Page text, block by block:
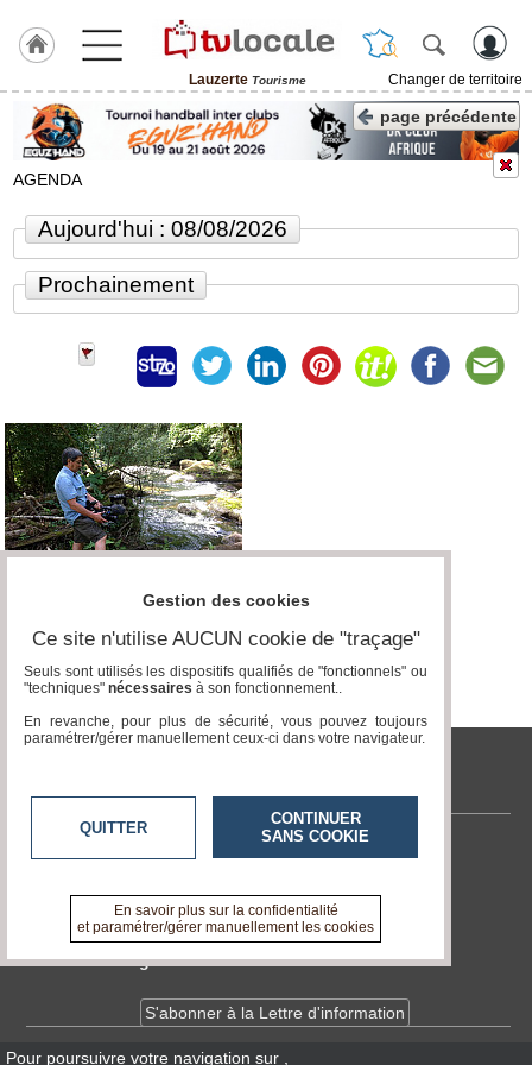
Lauzerte Tourisme
Changer de territoire
J'adhère
Hulcoq
TvLocale
France
Agenda
Gazette
Vidéos
Prémium
Inscription
annuaire
Accès
AGENDA
page précédente
Aujourd'hui : 08/08/2026
Prochainement
tvlocale.fr
Contactez-nous
A propos de tvlocale.fr
Devenir délégué
S'abonner à la Lettre d'information
Pour poursuivre votre navigation sur
Gestion des cookies
Ce site n'utilise AUCUN cookie de "traçage"
Seuls sont utilisés les dispositifs qualifiés de "fonctionnels" ou
"techniques" nécessaires à son fonctionnement..
En revanche, pour plus de sécurité, vous pouvez toujours
paramétrer/gérer manuellement ceux-ci dans votre navigateur.
QUITTER
CONTINUER
SANS COOKIE
En savoir plus sur la confidentialité
et paramétrer/gérer manuellement les cookies